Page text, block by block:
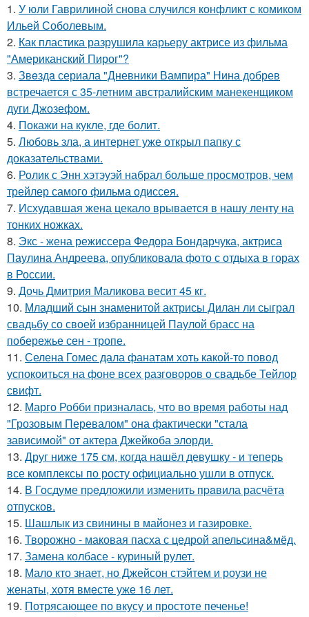
1. У юли Гаврилиной снова случился конфликт с комиком
Ильей Соболевым.
2. Как пластика разрушила карьеру актрисе из фильма
"Американский Пирог"?
3. Звeздa сериала "Дневники Вампира" Нина добрев
встречается с 35-летним австралийским манекенщиком
дуги Джозефом.
4. Покажи на кукле, где болит.
5. Любовь зла, а интернет уже открыл папку с
доказательствами.
6. Ролик с Энн хэтэуэй набрал больше просмотров, чем
трейлер самого фильма одиссея.
7. Исхудавшая жена цекало врывается в нашу ленту на
тонких ножках.
8. Экс - жена режиссера Федора Бондарчука, актриса
Паулина Андреева, опубликовала фото с отдыха в горах
в России.
9. Дочь Дмитрия Маликова весит 45 кг.
10. Младший сын знаменитой актрисы Дилан ли сыграл
свадьбу со своей избранницей Паулой брасс на
побережье сен - тропе.
11. Селена Гомес дала фанатам хоть какой-то повод
успокоиться на фоне всех разговоров о свадьбе Тейлор
свифт.
12. Марго Робби призналась, что во время работы над
"Грозовым Перевалом" она фактически "стала
зависимой" от актера Джейкоба элорди.
13. Друг ниже 175 см, когда нашёл девушку - и теперь
все комплексы по росту официально ушли в отпуск.
14. В Госдуме пpeдложили изменить пpaвила расчёта
отпусков.
15. Шашлык из свинины в майонез и газировке.
16. Творожно - маковая пасха с цедрой апельсина&мёд.
17. Замена колбасе - куриный рулет.
18. Мало кто знает, но Джейсон стэйтем и роузи не
женаты, хотя вместе уже 16 лет.
19. Потрясающее по вкусу и простоте печенье!